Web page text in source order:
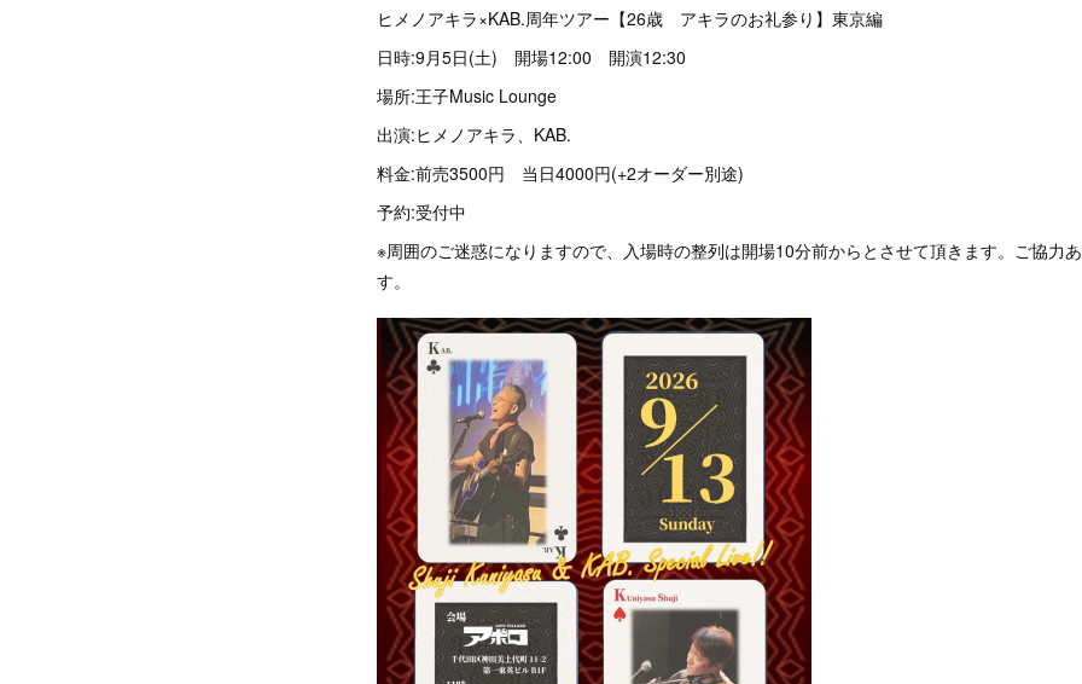
ヒメノアキラ×KAB.周年ツアー【26歳 アキラのお礼参り】東京編
日時:9月5日(土) 開場12:00 開演12:30
場所:王子Music Lounge
出演:ヒメノアキラ、KAB.
料金:前売3500円 当日4000円(+2オーダー別途)
予約:受付中
※周囲のご迷惑になりますので、入場時の整列は開場10分前からとさせて頂きます。ご協力
す。